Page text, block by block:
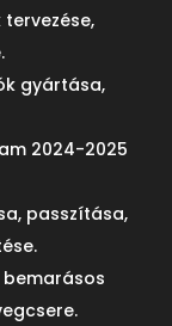
gyártása,
2024-2025
passzítása,